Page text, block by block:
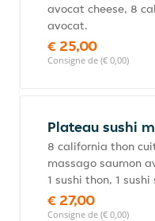
avocat cheese, 8
avocat.
€ 25,00
Consigne de (€ 0,00)
Plateau sushi
8 california thon
massago saumon
1 sushi thon, 1
€ 27,00
Consigne de (€ 0,00)